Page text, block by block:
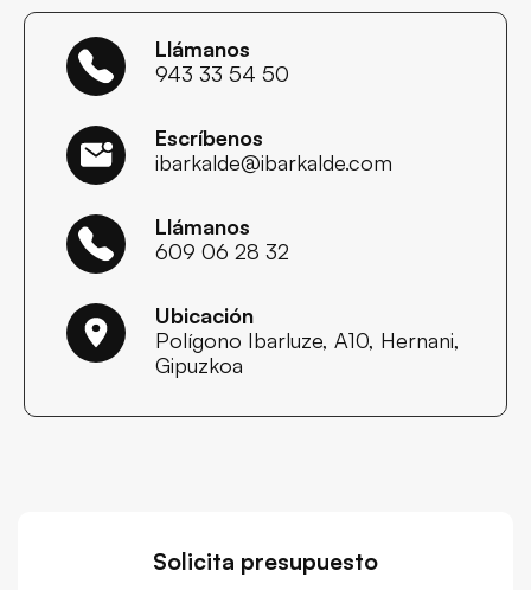
Llámanos
943 33 54 50
Escríbenos
ibarkalde@ibarkalde.com
Llámanos
609 06 28 32
Ubicación
Polígono Ibarluze, A10, Hernani,
Gipuzkoa
Solicita presupuesto